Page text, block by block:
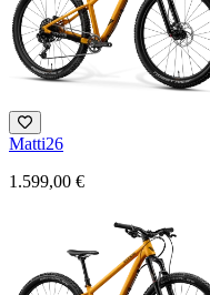
Matti26
1.599,00 €